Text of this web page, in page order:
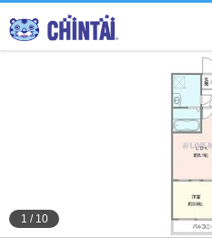
住
家
通
物
不
1 / 10